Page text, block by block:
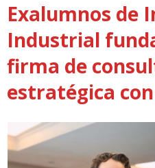
Exalumnos de
Industrial
firma de
estratégica